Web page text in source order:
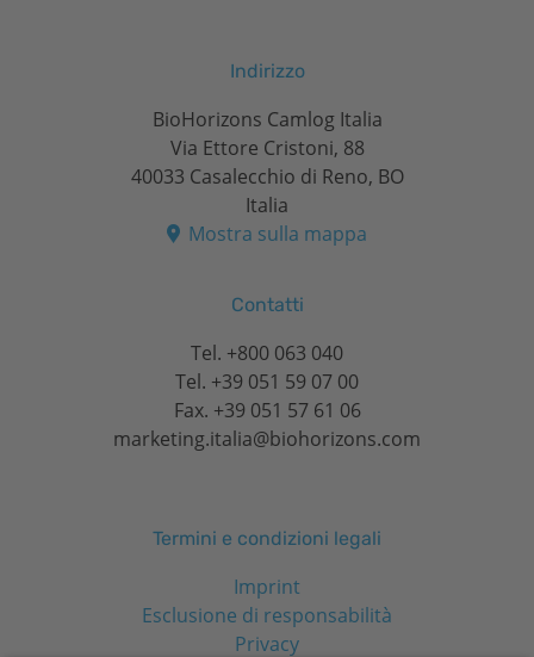
Indirizzo
BioHorizons Camlog Italia
Via Ettore Cristoni, 88
40033 Casalecchio di Reno, BO
Italia
Mostra sulla mappa
Contatti
Tel. +800 063 040
Tel. +39 051 59 07 00
Fax. +39 051 57 61 06
marketing.italia@biohorizons.com
Termini e condizioni legali
Imprint
Esclusione di responsabilità
Privacy